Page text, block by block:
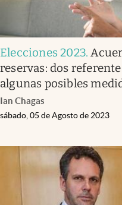
Elecciones 2023.
reservas: dos
algunas posibles
Ian Chagas
sábado, 05 de Agosto de 2023